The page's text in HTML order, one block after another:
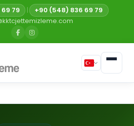
79 |
+90 (548) 836 69 79